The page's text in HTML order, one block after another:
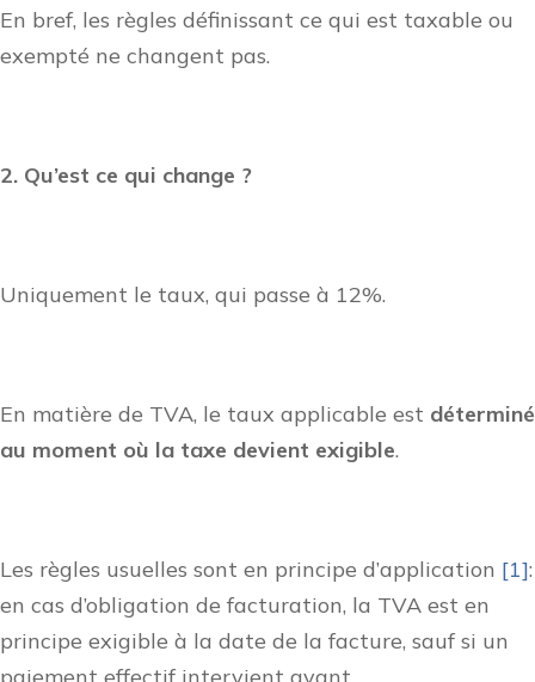
En bref, les règles définissant ce qui est taxable ou
exempté ne changent pas.
2. Qu’est ce qui change ?
Uniquement le taux, qui passe à 12%.
En matière de TVA, le taux applicable est déterminé
au moment où la taxe devient exigible.
Les règles usuelles sont en principe d’application [1]:
en cas d’obligation de facturation, la TVA est en
principe exigible à la date de la facture, sauf si un
paiement effectif intervient avant.